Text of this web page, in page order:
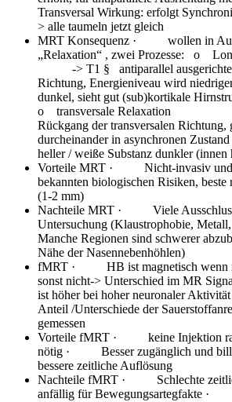
Transversal Wirkung: erfolgt
> alle taumeln jetzt gleich
MRT Konsequenz · wollen in
„Relaxation“ , zwei Prozesse: o
-> T1 § antiparallel
Richtung, Energieniveau wird
dunkel, sieht gut (sub)kortikale
o transversale
Rückgang der transversalen Richtung,
durcheinander in asynchronen
heller / weiße Substanz dunkler (innen
Vorteile MRT · Nicht-invasiv und
bekannten biologischen Risiken,
(1-2 mm)
Nachteile MRT · Viele
Untersuchung (Klaustrophobie,
Manche Regionen sind schwerer
Nähe der Nasennebenhöhlen)
fMRT · HB ist magnetisch wenn
sonst nicht-> Unterschied im MR
ist höher bei hoher neuronaler
Anteil /Unterschiede der
gemessen
Vorteile fMRT · keine Injektion
nötig · Besser zugänglich und
bessere zeitliche Auflösung
Nachteile fMRT · Schlechte
anfällig für Bewegungsartegfakte